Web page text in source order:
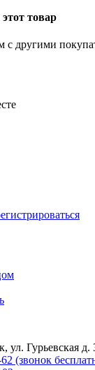
товар
с другими
ул. Гурьевская д.
(звонок